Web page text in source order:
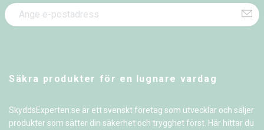
Säkra produkter för en lugnare vardag
SkyddsExperten.se är ett svenskt företag som utvecklar och säljer
produkter som sätter din säkerhet och trygghet först. Här hittar du